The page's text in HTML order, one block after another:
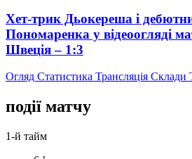
Хет-трик Дьокереша і
Пономаренка у відеоогляді
Швеція – 1:3
Огляд Статистика Трансляція Склади
події матчу
1-й тайм